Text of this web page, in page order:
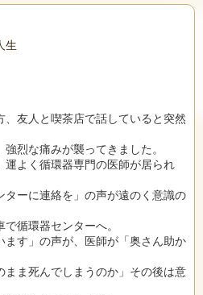
生
、友人と喫茶店で話していると突然
烈な痛みが襲ってきました。
よく循環器専門の医師が居られ
ターに連絡を」の声が遠のく意識の
循環器センターへ。
す」の声が、医師が「奥さん助か
ま死んでしまうのか」その後は意